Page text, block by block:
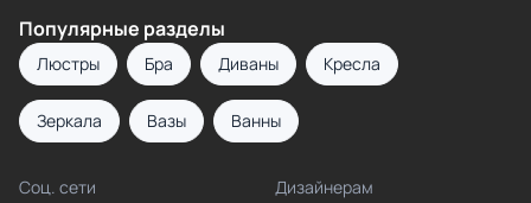
Популярные разделы
Люстры Бра Диваны Кресла
Зеркала Вазы Ванны
Соц. сети Дизайнерам